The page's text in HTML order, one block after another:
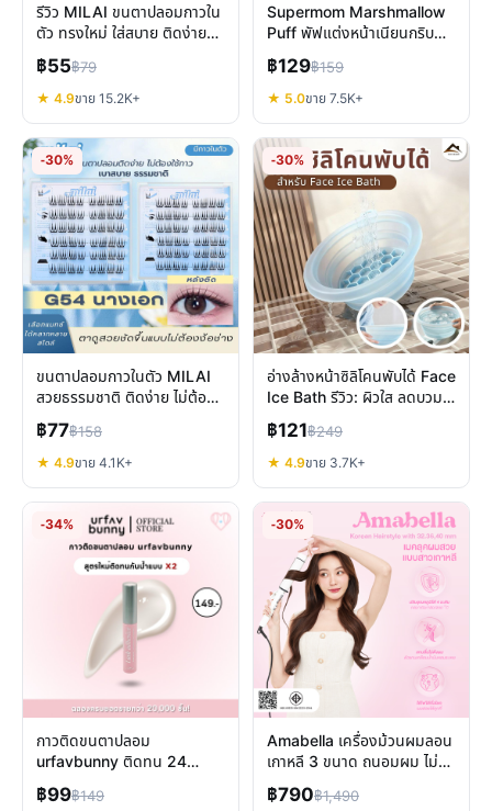
รีวิว MILAI ขนตาปลอมกาวใน
ตัว ทรงใหม่ ใส่สบาย ติดง่าย
ถอดไม่ดึง
฿55฿79
★ 4.9ขาย 15.2K+
Supermom Marshmallow
Puff พัฟแต่งหน้าเนียนกริบ
นุ่มฟู ลงรองพื้นสวย
฿129฿159
★ 5.0ขาย 7.5K+
-30%
ขนตาปลอมกาวในตัว MILAI
สวยธรรมชาติ ติดง่าย ไม่ต้อง
ง้อกาวเพิ่ม
฿77฿158
★ 4.9ขาย 4.1K+
-30%
อ่างล้างหน้าซิลิโคนพับได้ Face
Ice Bath รีวิว: ผิวใส ลดบวม
พกพาง่าย
฿121฿249
★ 4.9ขาย 3.7K+
-34%
กาวติดขนตาปลอม
urfavbunny ติดทน 24
ชั่วโมง แห้งไว กันน้ำ ไม่หลุด
฿99฿149
-30%
Amabella เครื่องม้วนผมลอน
เกาหลี 3 ขนาด ถนอมผม ไม่ชี้
ฟู มี มอก.
฿790฿1,490